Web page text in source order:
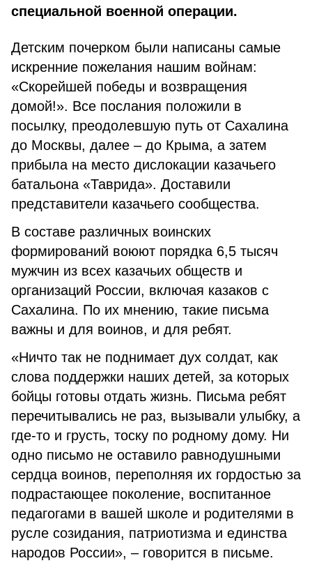
специальной военной операции.
Детским почерком были написаны самые
искренние пожелания нашим войнам:
«Скорейшей победы и возвращения
домой!». Все послания положили в
посылку, преодолевшую путь от Сахалина
до Москвы, далее – до Крыма, а затем
прибыла на место дислокации казачьего
батальона «Таврида». Доставили
представители казачьего сообщества.
В составе различных воинских
формирований воюют порядка 6,5 тысяч
мужчин из всех казачьих обществ и
организаций России, включая казаков с
Сахалина. По их мнению, такие письма
важны и для воинов, и для ребят.
«Ничто так не поднимает дух солдат, как
слова поддержки наших детей, за которых
бойцы готовы отдать жизнь. Письма ребят
перечитывались не раз, вызывали улыбку, а
где-то и грусть, тоску по родному дому. Ни
одно письмо не оставило равнодушными
сердца воинов, переполняя их гордостью за
подрастающее поколение, воспитанное
педагогами в вашей школе и родителями в
русле созидания, патриотизма и единства
народов России», – говорится в письме.